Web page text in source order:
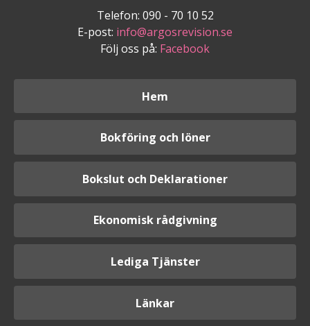
Telefon: 090 - 70 10 52
E-post: info@argosrevision.se
Följ oss på: Facebook
Hem
Bokföring och löner
Bokslut och Deklarationer
Ekonomisk rådgivning
Lediga Tjänster
Länkar